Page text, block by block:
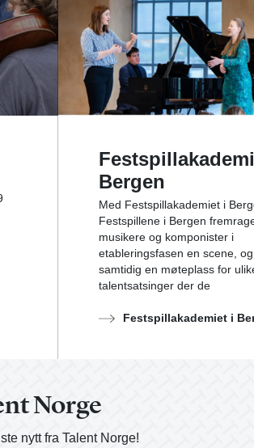
Bergen
Med Festspillakademiet i
Festspillene i Bergen
musikere og komponister i
etableringsfasen en scene,
samtidig en møteplass for
talentsatsinger der de
Festspillakademiet i
Norge
nytt fra Talent Norge!